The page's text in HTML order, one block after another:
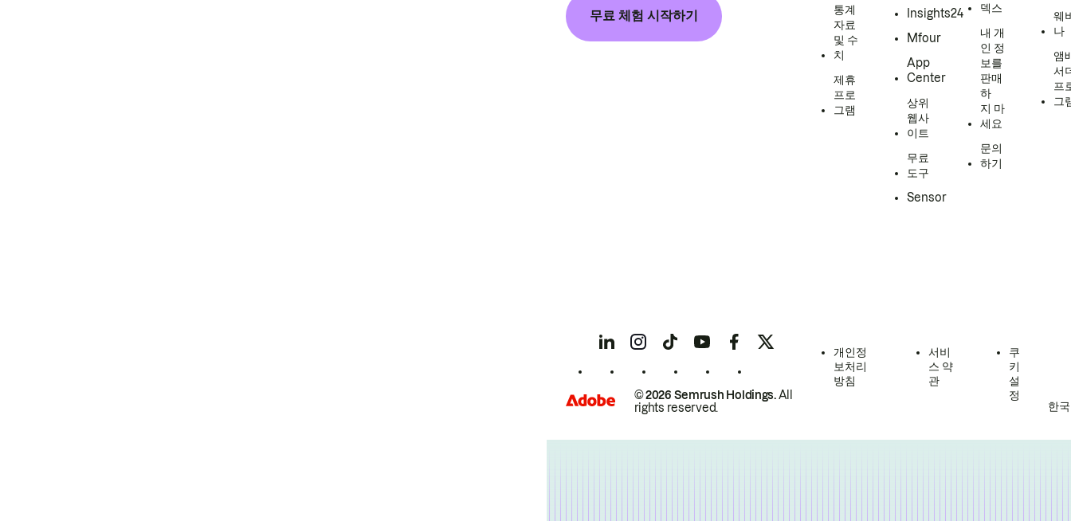
무료 체험 시작하기
통계
자료
및 수
치
제휴
프로
그램
Insights24
Mfour
App
Center
상위
웹사
이트
무료
도구
Sensor
덱스
내 개
인 정
보를
판매
하
지 마
세요
문의
하기
웨
나
앰
서
프
그
© 2026 Semrush Holdings.All
rights reserved.
개인정
보처리
방침
서비
스 약
관
쿠
키
설
정
한